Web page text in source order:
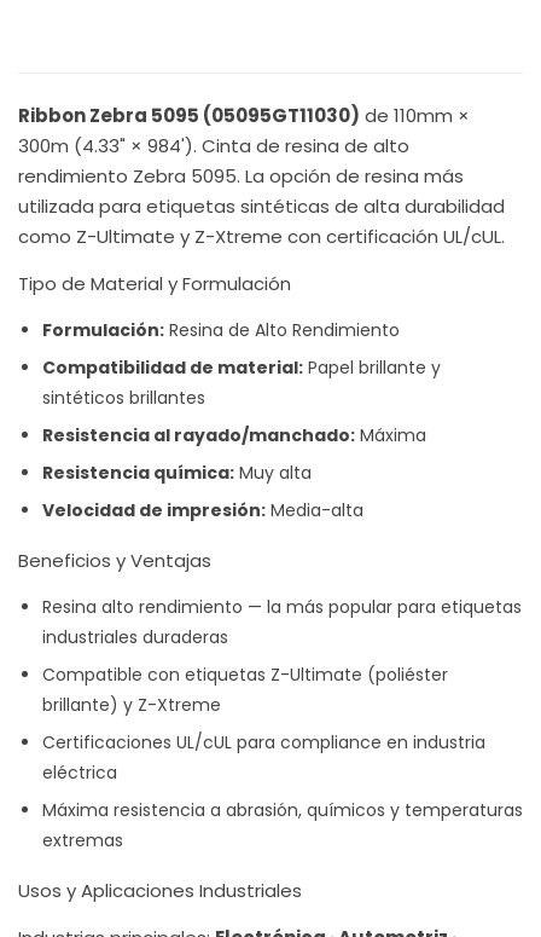
Ribbon Zebra 5095 (05095GT11030) de 110mm ×
300m (4.33" × 984'). Cinta de resina de alto
rendimiento Zebra 5095. La opción de resina más
utilizada para etiquetas sintéticas de alta durabilidad
como Z-Ultimate y Z-Xtreme con certificación UL/cUL.
Tipo de Material y Formulación
Formulación: Resina de Alto Rendimiento
Compatibilidad de material: Papel brillante y
sintéticos brillantes
Resistencia al rayado/manchado: Máxima
Resistencia química: Muy alta
Velocidad de impresión: Media-alta
Beneficios y Ventajas
Resina alto rendimiento — la más popular para etiquetas
industriales duraderas
Compatible con etiquetas Z-Ultimate (poliéster
brillante) y Z-Xtreme
Certificaciones UL/cUL para compliance en industria
eléctrica
Máxima resistencia a abrasión, químicos y temperaturas
extremas
Usos y Aplicaciones Industriales